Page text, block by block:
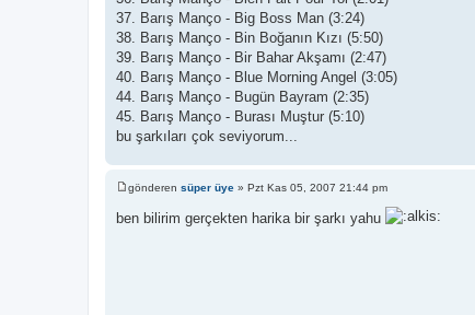
37. Barış Manço - Big Boss Man (3:24)
38. Barış Manço - Bin Boğanın Kızı (5:50)
39. Barış Manço - Bir Bahar Akşamı (2:47)
40. Barış Manço - Blue Morning Angel (3:05)
44. Barış Manço - Bugün Bayram (2:35)
45. Barış Manço - Burası Muştur (5:10)
bu şarkıları çok seviyorum...
M
s
gönderen süper üye » Pzt Kas 05, 2007 21:44 pm
ben bilirim gerçekten harika bir şarkı yahu